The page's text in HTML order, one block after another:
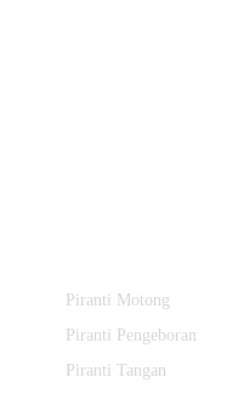
Piranti Motong
Piranti Pengeboran
Piranti Tangan